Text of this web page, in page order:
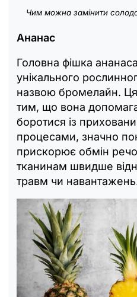
Чим можна замінити
Ананас
Головна фішка
унікального
назвою бромелайн.
тим, що вона
боротися із
процесами, значно
прискорює обмін
тканинам швидше
травм чи